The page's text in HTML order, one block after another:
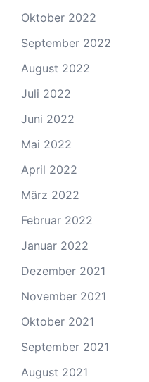
Oktober 2022
September 2022
August 2022
Juli 2022
Juni 2022
Mai 2022
April 2022
März 2022
Februar 2022
Januar 2022
Dezember 2021
November 2021
Oktober 2021
September 2021
August 2021